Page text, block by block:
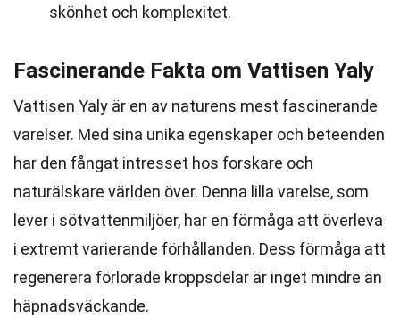
skönhet och komplexitet.
Fascinerande Fakta om Vattisen Yaly
Vattisen Yaly är en av naturens mest fascinerande
varelser. Med sina unika egenskaper och beteenden
har den fångat intresset hos forskare och
naturälskare världen över. Denna lilla varelse, som
lever i sötvattenmiljöer, har en förmåga att överleva
i extremt varierande förhållanden. Dess förmåga att
regenerera förlorade kroppsdelar är inget mindre än
häpnadsväckande.